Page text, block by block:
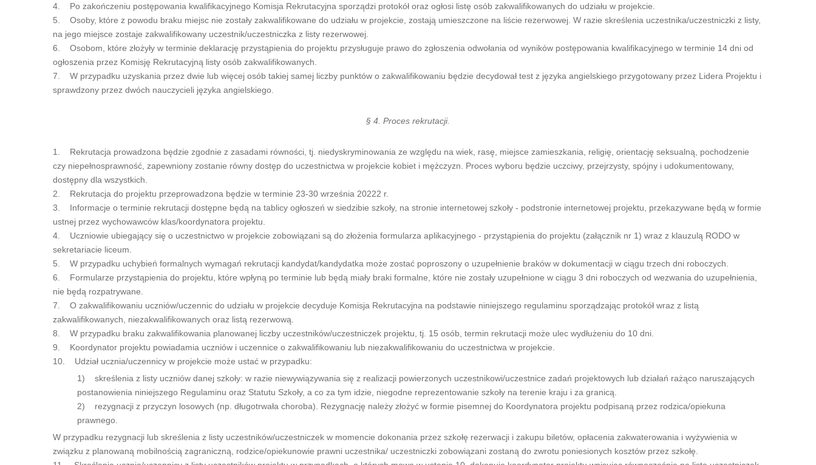
4. Po zakończeniu postępowania kwalifikacyjnego Komisja Rekrutacyjna sporządzi protokół oraz ogłosi listę osób zakwalifikowanych do udziału w projekcie.
5. Osoby, które z powodu braku miejsc nie zostały zakwalifikowane do udziału w projekcie, zostają umieszczone na liście rezerwowej. W razie skreślenia uczestnika/uczestniczki z listy,
na jego miejsce zostaje zakwalifikowany uczestnik/uczestniczka z listy rezerwowej.
6. Osobom, które złożyły w terminie deklarację przystąpienia do projektu przysługuje prawo do zgłoszenia odwołania od wyników postępowania kwalifikacyjnego w terminie 14 dni od
ogłoszenia przez Komisję Rekrutacyjną listy osób zakwalifikowanych.
7. W przypadku uzyskania przez dwie lub więcej osób takiej samej liczby punktów o zakwalifikowaniu będzie decydował test z języka angielskiego przygotowany przez Lidera Projektu i
sprawdzony przez dwóch nauczycieli języka angielskiego.
§ 4. Proces rekrutacji.
1. Rekrutacja prowadzona będzie zgodnie z zasadami równości, tj. niedyskryminowania ze względu na wiek, rasę, miejsce zamieszkania, religię, orientację seksualną, pochodzenie
czy niepełnosprawność, zapewniony zostanie równy dostęp do uczestnictwa w projekcie kobiet i mężczyzn. Proces wyboru będzie uczciwy, przejrzysty, spójny i udokumentowany,
dostępny dla wszystkich.
2. Rekrutacja do projektu przeprowadzona będzie w terminie 23-30 września 20222 r.
3. Informacje o terminie rekrutacji dostępne będą na tablicy ogłoszeń w siedzibie szkoły, na stronie internetowej szkoły - podstronie internetowej projektu, przekazywane będą w formie
ustnej przez wychowawców klas/koordynatora projektu.
4. Uczniowie ubiegający się o uczestnictwo w projekcie zobowiązani są do złożenia formularza aplikacyjnego - przystąpienia do projektu (załącznik nr 1) wraz z klauzulą RODO w
sekretariacie liceum.
5. W przypadku uchybień formalnych wymagań rekrutacji kandydat/kandydatka może zostać poproszony o uzupełnienie braków w dokumentacji w ciągu trzech dni roboczych.
6. Formularze przystąpienia do projektu, które wpłyną po terminie lub będą miały braki formalne, które nie zostały uzupełnione w ciągu 3 dni roboczych od wezwania do uzupełnienia,
nie będą rozpatrywane.
7. O zakwalifikowaniu uczniów/uczennic do udziału w projekcie decyduje Komisja Rekrutacyjna na podstawie niniejszego regulaminu sporządzając protokół wraz z listą
zakwalifikowanych, niezakwalifikowanych oraz listą rezerwową.
8. W przypadku braku zakwalifikowania planowanej liczby uczestników/uczestniczek projektu, tj. 15 osób, termin rekrutacji może ulec wydłużeniu do 10 dni.
9. Koordynator projektu powiadamia uczniów i uczennice o zakwalifikowaniu lub niezakwalifikowaniu do uczestnictwa w projekcie.
10. Udział ucznia/uczennicy w projekcie może ustać w przypadku:
1) skreślenia z listy uczniów danej szkoły: w razie niewywiązywania się z realizacji powierzonych uczestnikowi/uczestnice zadań projektowych lub działań rażąco naruszających
postanowienia niniejszego Regulaminu oraz Statutu Szkoły, a co za tym idzie, niegodne reprezentowanie szkoły na terenie kraju i za granicą.
2) rezygnacji z przyczyn losowych (np. długotrwała choroba). Rezygnację należy złożyć w formie pisemnej do Koordynatora projektu podpisaną przez rodzica/opiekuna
prawnego.
W przypadku rezygnacji lub skreślenia z listy uczestników/uczestniczek w momencie dokonania przez szkołę rezerwacji i zakupu biletów, opłacenia zakwaterowania i wyżywienia w
związku z planowaną mobilnością zagraniczną, rodzice/opiekunowie prawni uczestnika/ uczestniczki zobowiązani zostaną do zwrotu poniesionych kosztów przez szkołę.